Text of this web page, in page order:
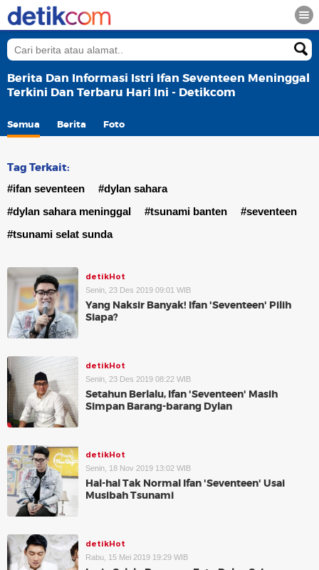
Berita Dan Informasi Istri Ifan Seventeen Meninggal
Terkini Dan Terbaru Hari Ini - Detikcom
Semua Berita Foto
Tag Terkait:
#ifan seventeen
#dylan sahara
#dylan sahara meninggal
#tsunami banten
#seventeen
#tsunami selat sunda
detikHot
Senin, 23 Des 2019 09:01 WIB
Yang Naksir Banyak! Ifan 'Seventeen' Pilih
Siapa?
detikHot
Senin, 23 Des 2019 08:22 WIB
Setahun Berlalu, Ifan 'Seventeen' Masih
Simpan Barang-barang Dylan
detikHot
Senin, 18 Nov 2019 13:02 WIB
Hal-hal Tak Normal Ifan 'Seventeen' Usai
Musibah Tsunami
detikHot
Rabu, 15 Mei 2019 19:29 WIB